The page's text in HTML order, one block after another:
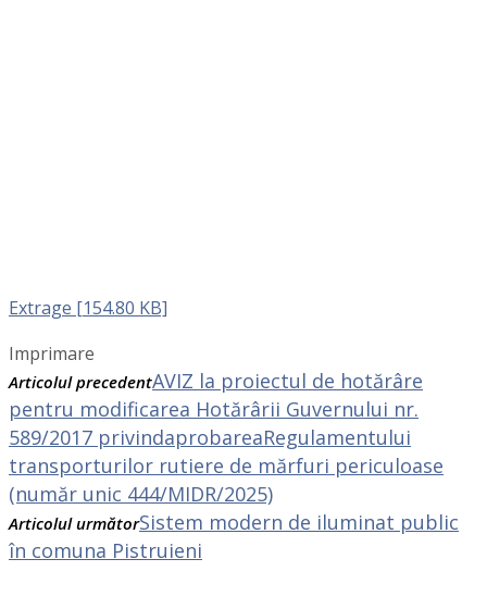
Extrage [154.80 KB]
Imprimare
Articolul precedentAVIZ la proiectul de hotărâre
pentru modificarea Hotărârii Guvernului nr.
589/2017 privindaprobareaRegulamentului
transporturilor rutiere de mărfuri periculoase
(număr unic 444/MIDR/2025)
Articolul următorSistem modern de iluminat public
în comuna Pistruieni